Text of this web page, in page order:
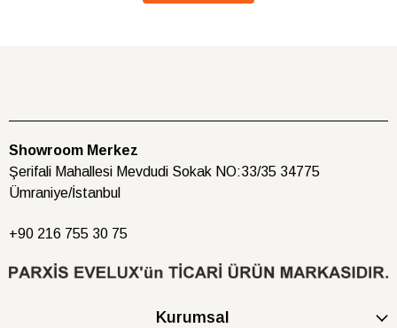
Showroom Merkez
Şerifali Mahallesi Mevdudi Sokak NO:33/35 34775
Ümraniye/İstanbul
+90 216 755 30 75
Kurumsal